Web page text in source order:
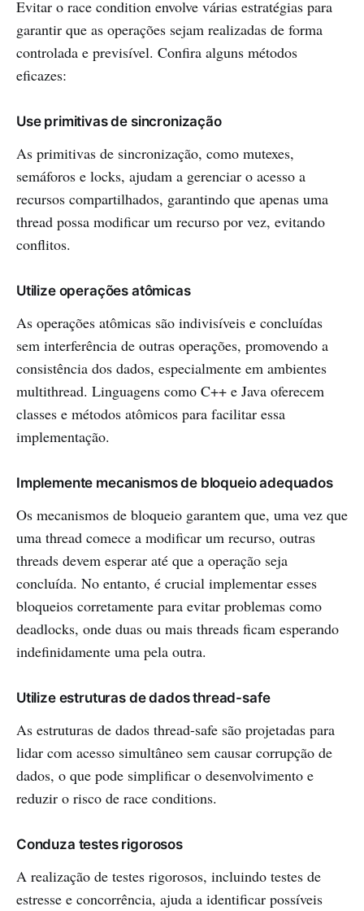
Evitar o race condition envolve várias estratégias para
garantir que as operações sejam realizadas de forma
controlada e previsível. Confira alguns métodos
eficazes:
Use primitivas de sincronização
As primitivas de sincronização, como mutexes,
semáforos e locks, ajudam a gerenciar o acesso a
recursos compartilhados, garantindo que apenas uma
thread possa modificar um recurso por vez, evitando
conflitos.
Utilize operações atômicas
As operações atômicas são indivisíveis e concluídas
sem interferência de outras operações, promovendo a
consistência dos dados, especialmente em ambientes
multithread. Linguagens como C++ e Java oferecem
classes e métodos atômicos para facilitar essa
implementação.
Implemente mecanismos de bloqueio adequados
Os mecanismos de bloqueio garantem que, uma vez que
uma thread comece a modificar um recurso, outras
threads devem esperar até que a operação seja
concluída. No entanto, é crucial implementar esses
bloqueios corretamente para evitar problemas como
deadlocks, onde duas ou mais threads ficam esperando
indefinidamente uma pela outra.
Utilize estruturas de dados thread-safe
As estruturas de dados thread-safe são projetadas para
lidar com acesso simultâneo sem causar corrupção de
dados, o que pode simplificar o desenvolvimento e
reduzir o risco de race conditions.
Conduza testes rigorosos
A realização de testes rigorosos, incluindo testes de
estresse e concorrência, ajuda a identificar possíveis